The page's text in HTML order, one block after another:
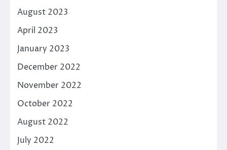
August 2023
April 2023
January 2023
December 2022
November 2022
October 2022
August 2022
July 2022